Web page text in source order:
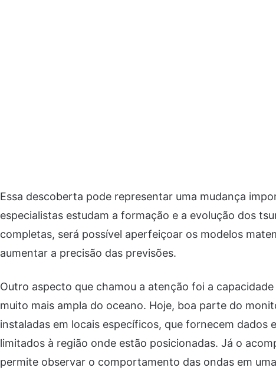
Essa descoberta pode representar uma mudança
especialistas estudam a formação e a evolução dos
completas, será possível aperfeiçoar os modelos
aumentar a precisão das previsões.
Outro aspecto que chamou a atenção foi a
muito mais ampla do oceano. Hoje, boa parte do
instaladas em locais específicos, que fornecem dados
limitados à região onde estão posicionadas. Já o
permite observar o comportamento das ondas em